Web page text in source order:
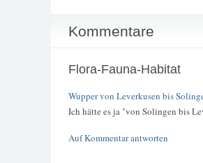
Kommentare
Flora-Fauna-Habitat
Wupper von Leverkusen bis
Ich hätte es ja "von Solingen bis
Auf Kommentar antworten